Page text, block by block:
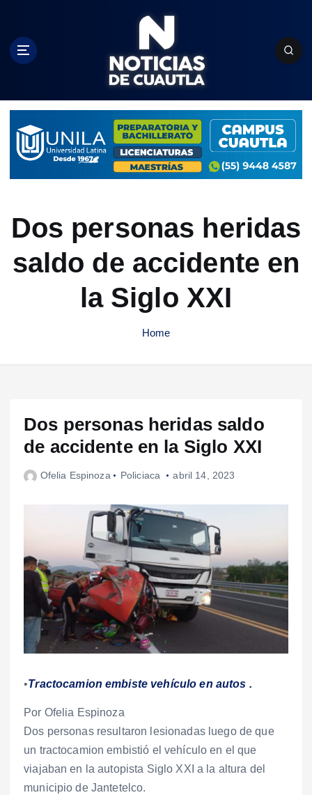
c
Dos personas heridas
saldo de accidente en
la Siglo XXI
Home
Dos personas heridas saldo
de accidente en la Siglo XXI
Ofelia Espinoza Policiaca abril 14, 2023
•Tractocamion embiste vehículo en autos .
Por Ofelia Espinoza
Dos personas resultaron lesionadas luego de que
un tractocamion embistió el vehículo en el que
viajaban en la autopista Siglo XXI a la altura del
municipio de Jantetelco.